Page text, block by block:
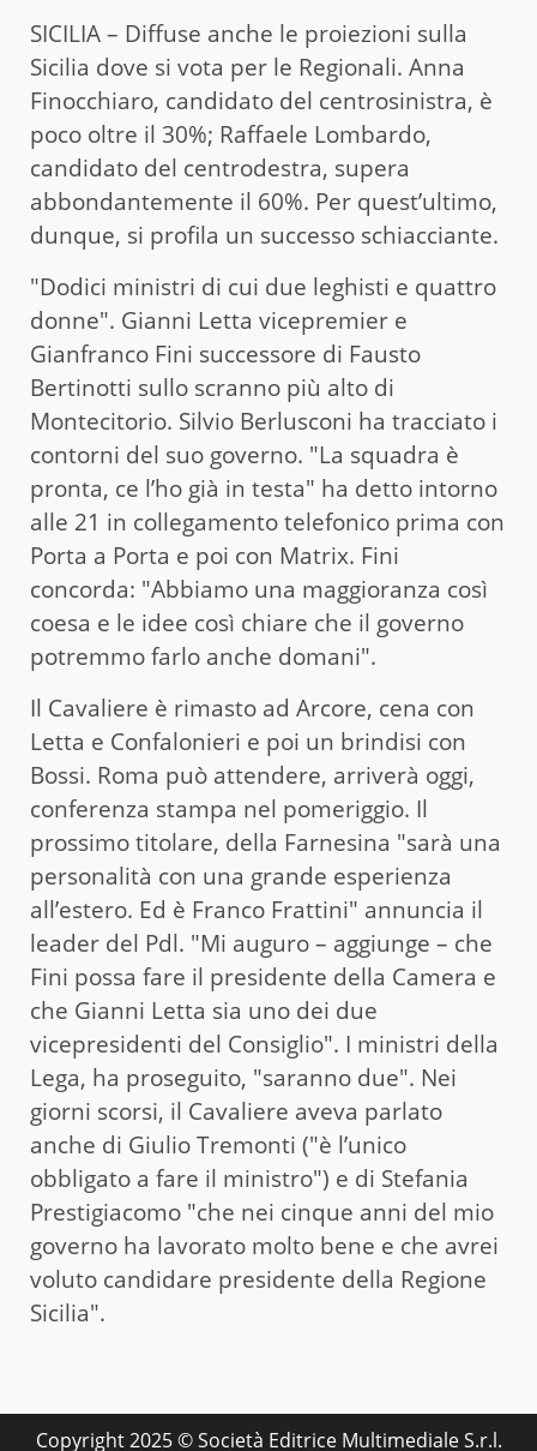
SICILIA – Diffuse anche le proiezioni sulla
Sicilia dove si vota per le Regionali. Anna
Finocchiaro, candidato del centrosinistra, è
poco oltre il 30%; Raffaele Lombardo,
candidato del centrodestra, supera
abbondantemente il 60%. Per quest’ultimo,
dunque, si profila un successo schiacciante.
"Dodici ministri di cui due leghisti e quattro
donne". Gianni Letta vicepremier e
Gianfranco Fini successore di Fausto
Bertinotti sullo scranno più alto di
Montecitorio. Silvio Berlusconi ha tracciato i
contorni del suo governo. "La squadra è
pronta, ce l’ho già in testa" ha detto intorno
alle 21 in collegamento telefonico prima con
Porta a Porta e poi con Matrix. Fini
concorda: "Abbiamo una maggioranza così
coesa e le idee così chiare che il governo
potremmo farlo anche domani".
Il Cavaliere è rimasto ad Arcore, cena con
Letta e Confalonieri e poi un brindisi con
Bossi. Roma può attendere, arriverà oggi,
conferenza stampa nel pomeriggio. Il
prossimo titolare, della Farnesina "sarà una
personalità con una grande esperienza
all’estero. Ed è Franco Frattini" annuncia il
leader del Pdl. "Mi auguro – aggiunge – che
Fini possa fare il presidente della Camera e
che Gianni Letta sia uno dei due
vicepresidenti del Consiglio". I ministri della
Lega, ha proseguito, "saranno due". Nei
giorni scorsi, il Cavaliere aveva parlato
anche di Giulio Tremonti ("è l’unico
obbligato a fare il ministro") e di Stefania
Prestigiacomo "che nei cinque anni del mio
governo ha lavorato molto bene e che avrei
voluto candidare presidente della Regione
Sicilia".
Copyright 2025 © Società Editrice Multimediale S.r.l.